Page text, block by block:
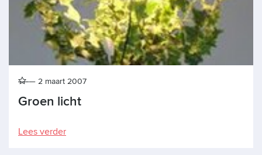
Groen licht
2 maart 2007
Lees verder